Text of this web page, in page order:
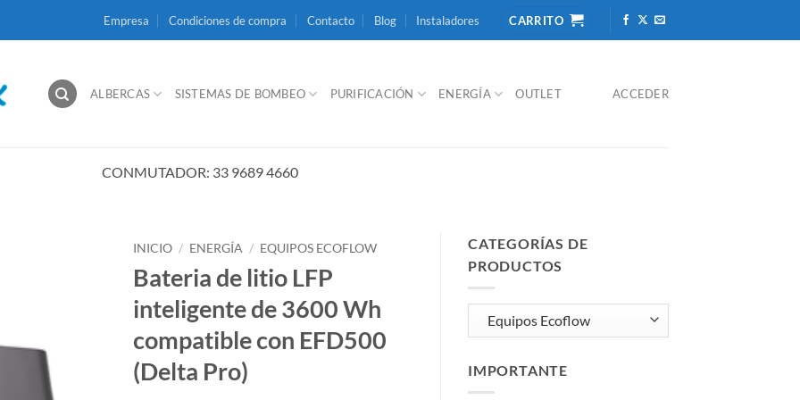
Empresa Condiciones de compra Contacto Blog Instaladores CARRITO
ALBERCAS SISTEMAS DE BOMBEO PURIFICACIÓN ENERGÍA OUTLET ACCEDER
CONMUTADOR: 33 9689 4660
INICIO / ENERGÍA / EQUIPOS ECOFLOW
Bateria de litio LFP
inteligente de 3600 Wh
compatible con EFD500
(Delta Pro)
CATEGORÍAS DE
PRODUCTOS
IMPORTANTE